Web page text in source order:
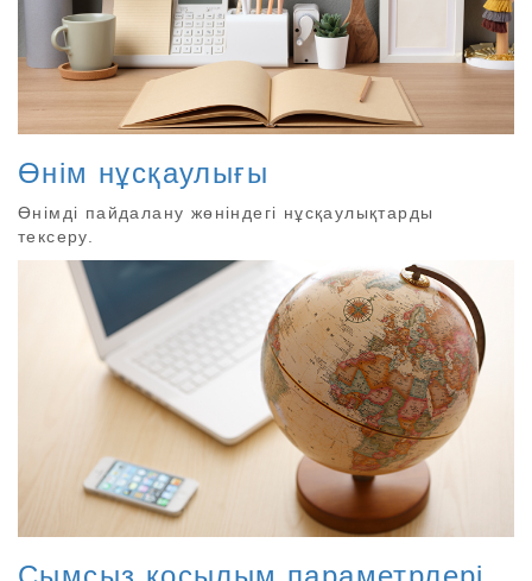
Өнім нұсқаулығы
Өнімді пайдалану жөніндегі нұсқаулықтарды
тексеру.